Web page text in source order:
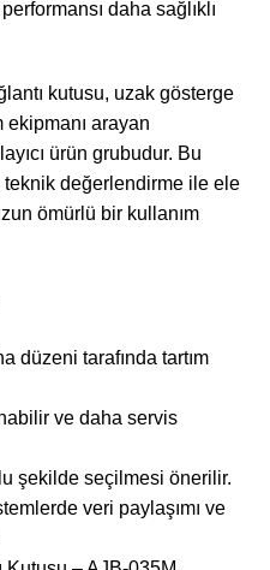
daha sağlıklı
kutusu, uzak gösterge
ekipmanı arayan
ürün grubudur. Bu
değerlendirme ile ele
ömürlü bir kullanım
düzeni tarafında tartım
ve daha servis
şekilde seçilmesi önerilir.
veri paylaşımı ve